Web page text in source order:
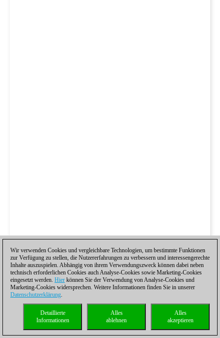
Wir verwenden Cookies und vergleichbare Technologien, um bestimmte Funktionen
zur Verfügung zu stellen, die Nutzererfahrungen zu verbessern und interessengerechte
Inhalte auszuspielen. Abhängig von ihrem Verwendungszweck können dabei neben
technisch erforderlichen Cookies auch Analyse-Cookies sowie Marketing-Cookies
eingesetzt werden. Hier können Sie der Verwendung von Analyse-Cookies und
Marketing-Cookies widersprechen. Weitere Informationen finden Sie in unserer
Datenschutzerklärung.
Alles
akzeptieren
Alles
ablehnen
Detaillierte
Informationen